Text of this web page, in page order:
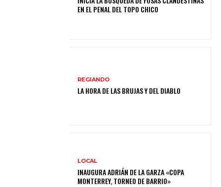
EN EL PENAL DEL TOPO CHICO
REGIANDO
LA HORA DE LAS BRUJAS Y DEL DIABLO
LOCAL
INAUGURA ADRIÁN DE LA GARZA «COPA
MONTERREY, TORNEO DE BARRIO»